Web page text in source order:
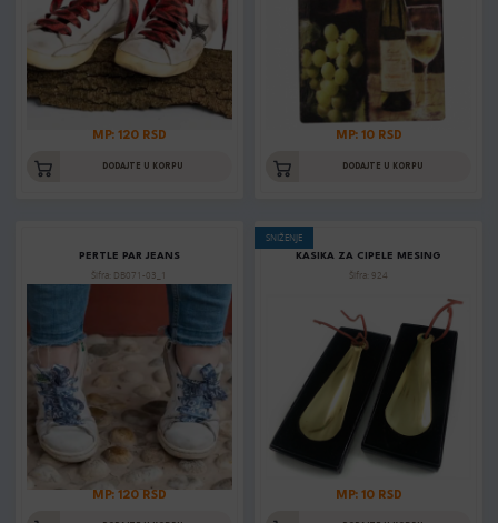
MP: 120 RSD
DODAJTE U KORPU
MP: 10 RSD
DODAJTE U KORPU
PERTLE PAR JEANS
Šifra: DB071-03_1
MP: 120 RSD
SNIŽENJE
KASIKA ZA CIPELE MESING
Šifra: 924
MP: 10 RSD